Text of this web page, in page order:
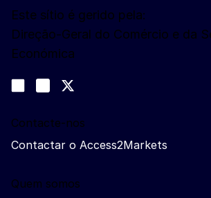
Este sítio é gerido pela:
Direção-Geral do Comércio e da
Económica
Join us on LinkedIn
Trade-Off podcast
Contacte-nos
Contactar o Access2Markets
Quem somos